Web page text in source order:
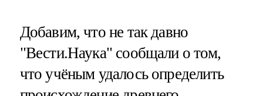
Добавим, что не так давно
"Вести.Наука" сообщали о том,
что учёным удалось определить